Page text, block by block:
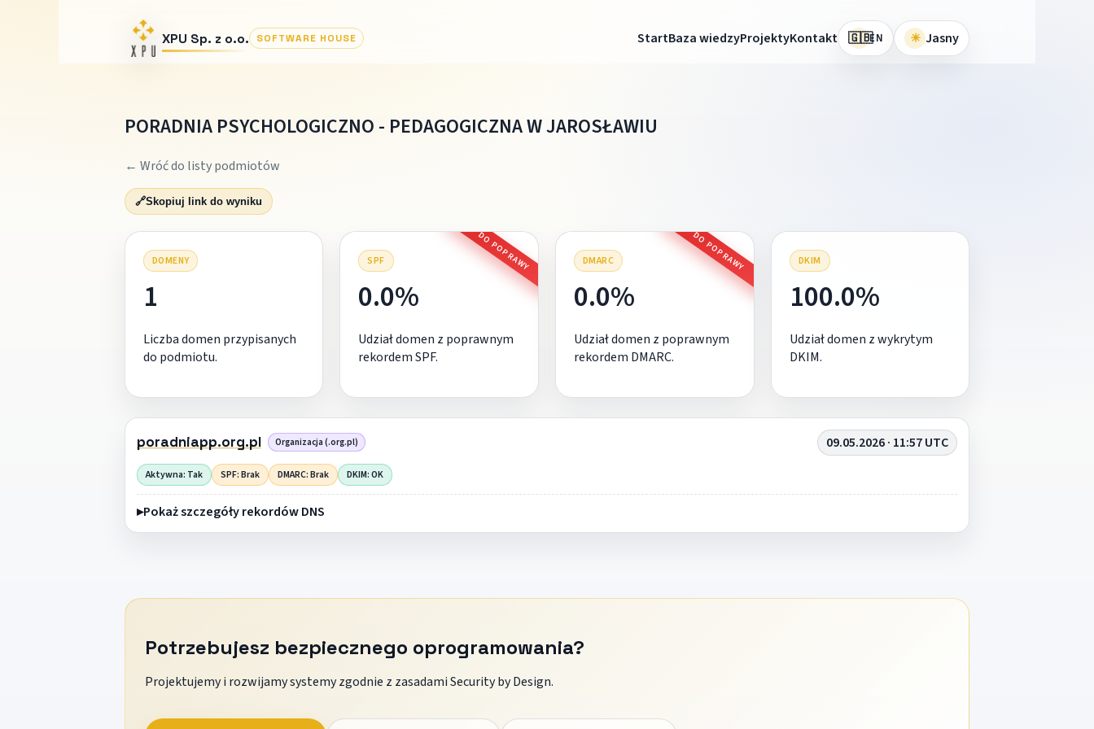
XPU Sp. z o.o. SOFTWARE HOUSE StartBaza wiedzyProjektyKontakt 🇬🇧EN ☀ Jasny
PORADNIA PSYCHOLOGICZNO - PEDAGOGICZNA W JAROSŁAWIU
← Wróć do listy podmiotów
🔗Skopiuj link do wyniku
DOMENY
1
Liczba domen przypisanych
do podmiotu.
SPF DO POPRAWY
0.0%
Udział domen z poprawnym
rekordem SPF.
DMARC DO POPRAWY
0.0%
Udział domen z poprawnym
rekordem DMARC.
DKIM
100.0%
Udział domen z wykrytym
DKIM.
poradniapp.org.pl Organizacja (.org.pl) 09.05.2026 · 11:57 UTC
Aktywna: Tak SPF: Brak DMARC: Brak DKIM: OK
Pokaż szczegóły rekordów DNS
Potrzebujesz bezpiecznego oprogramowania?
Projektujemy i rozwijamy systemy zgodnie z zasadami Security by Design.